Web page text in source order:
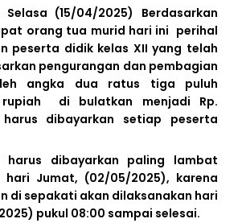
Selasa (15/04/2025) Berdasarkan
orang tua murid hari ini perihal
peserta didik kelas XII yang telah
pengurangan dan pembagian
angka dua ratus tiga puluh
di bulatkan menjadi Rp.
dibayarkan setiap peserta
harus dibayarkan paling lambat
Jumat, (02/05/2025), karena
di sepakati akan dilaksanakan hari
pukul 08:00 sampai selesai.
BERITA
TERKINI